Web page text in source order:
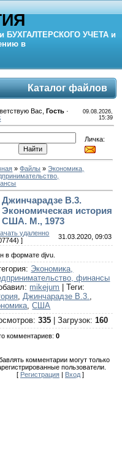
БУХГАЛТЕРСКОГО УЧЕТА и
в
Каталог файлов
Вас ,Гость ·
09.08.2026,
15:39
Личка:
»Файлы »Экономика,
Джинчарадзе В.3.
Экономическая история
США. М., 1973
удаленно
]
31.03.2020, 09:03
в формате djvu.
: Экономика,
финансы
: mikejum |Теги:
,Джинчарадзе В.3.,
,США
:335 |Загрузок:160
комментариев:0
комментарии могут только
пользователи.
[ Регистрация| Вход]